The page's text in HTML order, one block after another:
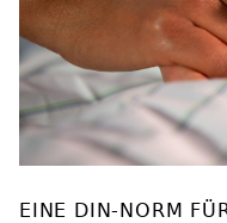
EINE DIN-NORM